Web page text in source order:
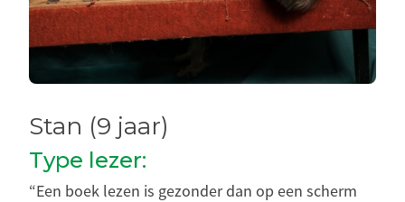
Stan (9 jaar)
Type lezer:
“Een boek lezen is gezonder dan op een scherm